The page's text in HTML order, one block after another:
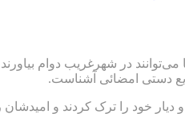
دوام بیاورند یا نه!
دستی امضائی آشناست.